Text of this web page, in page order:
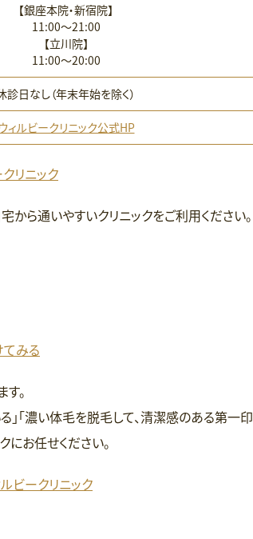
【銀座本院・新宿院】
11:00〜21:00
【立川院】
11:00〜20:00
診日なし（年末年始を除く）
ウィルビークリニック公式HP
リニック
から通いやすいクリニックをご利用ください。
てみる
。
」「濃い体毛を脱毛して、清潔感のある第一印
にお任せください。
ビークリニック